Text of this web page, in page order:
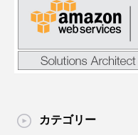
カテゴリー